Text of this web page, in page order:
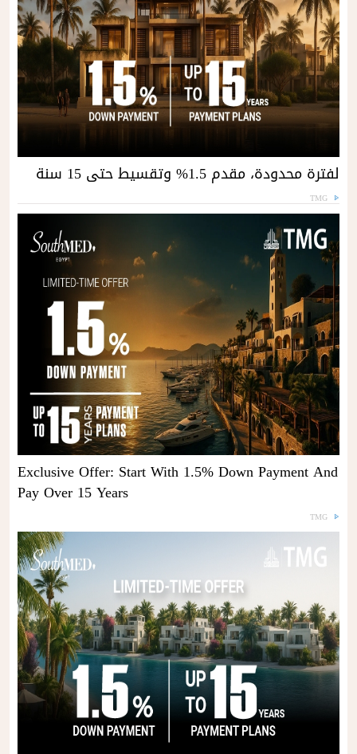
لفترة محدودة، مقدم 1.5% وتقسيط حتى 15 سنة
TMG
Exclusive Offer: Start With 1.5% Down Payment And
Pay Over 15 Years
TMG